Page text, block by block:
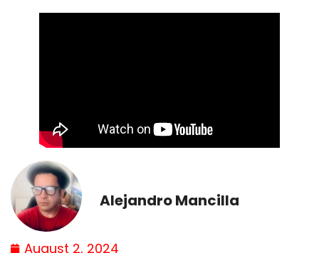
Alejandro Mancilla
August 2, 2024